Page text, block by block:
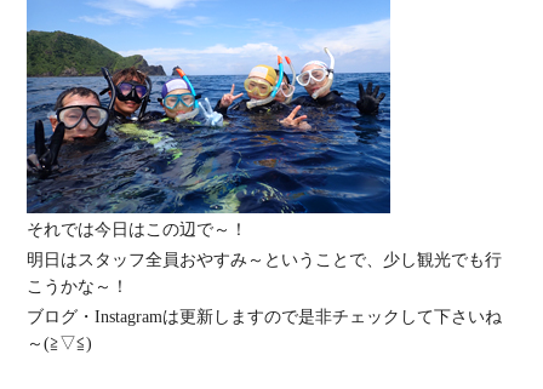
それでは今日はこの辺で～！
明日はスタッフ全員おやすみ～ということで、少し観光でも行
こうかな～！
ブログ・Instagramは更新しますので是非チェックして下さいね
～(≧▽≦)